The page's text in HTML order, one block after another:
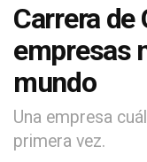
Carrera de
empresas
mundo
Una empresa
primera vez.